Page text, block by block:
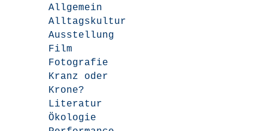
Allgemein
Alltagskultur
Ausstellung
Film
Fotografie
Kranz oder
Krone?
Literatur
Ökologie